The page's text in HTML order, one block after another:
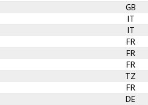
GB
IT
IT
FR
FR
FR
TZ
FR
DE